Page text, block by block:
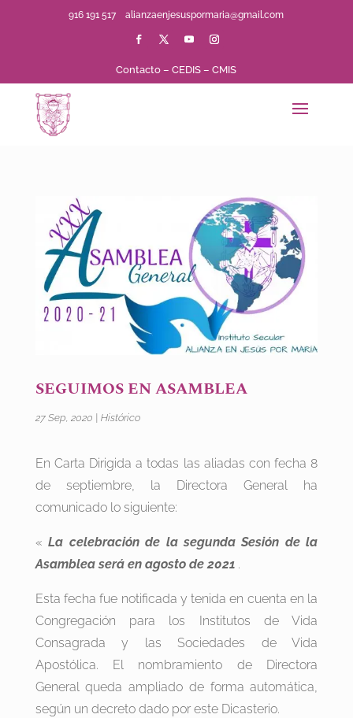
916 191 517alianzaenjesuspormaria@gmail.com
Contacto –CEDIS –CMIS
SEGUIMOS EN ASAMBLEA
27 Sep, 2020 Histórico
En Carta Dirigida a todas las aliadas con fecha 8
de septiembre, la Directora General ha
comunicado lo siguiente:
« La celebración de la segunda Sesión de la
Asamblea será en agosto de 2021 .
Esta fecha fue notificada y tenida en cuenta en la
Congregación para los Institutos de Vida
Consagrada y las Sociedades de Vida
Apostólica. El nombramiento de Directora
General queda ampliado de forma automática,
según un decreto dado por este Dicasterio.